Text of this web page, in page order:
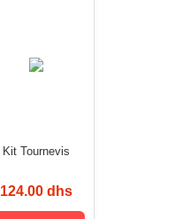
Kit Tournevis
124.00 dhs